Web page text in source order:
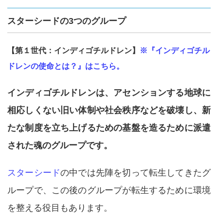
スターシードの3つのグループ
【第１世代：インディゴチルドレン】
※『インディゴチル
ドレンの使命とは？』はこちら。
インディゴチルドレンは、アセンションする地球に
相応しくない旧い体制や社会秩序などを破壊し、新
たな制度を立ち上げるための基盤を造るために派遣
された魂のグループです。
スターシードの中では先陣を切って転生してきたグ
ループで、この後のグループが転生するために環境
を整える役目もあります。